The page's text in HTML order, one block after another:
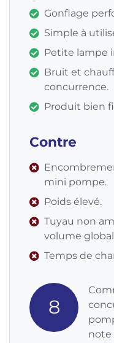
Gonflage
Simple à
Petite lampe
Bruit et
concurrence.
Produit bien
Contre
mini pompe.
Poids élevé.
Tuyau non
volume
Temps de
8
note